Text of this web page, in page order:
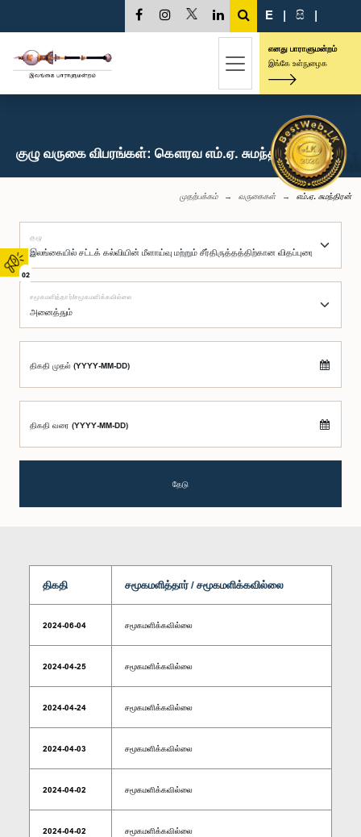
02
E | සි |
எனது பாராளுமன்றம்
இங்கே உள்நுழைக
குழு வருகை விபரங்கள்: கௌரவ எம்.ஏ. சுமந்திரன், பா.உ.
முதற்பக்கம் வருகைகள் எம்.ஏ. சுமந்திரன்
குழு
சமூகமளித்தார்/சமூகமளிக்கவில்லை
திகதி முதல் (YYYY-MM-DD)
திகதி வரை (YYYY-MM-DD)
தேடு
திகதி சமூகமளித்தார் / சமூகமளிக்கவில்லை
2024-06-04 சமூகமளிக்கவில்லை
2024-04-25 சமூகமளிக்கவில்லை
2024-04-24 சமூகமளிக்கவில்லை
2024-04-03 சமூகமளிக்கவில்லை
2024-04-02 சமூகமளிக்கவில்லை
2024-04-02 சமூகமளிக்கவில்லை